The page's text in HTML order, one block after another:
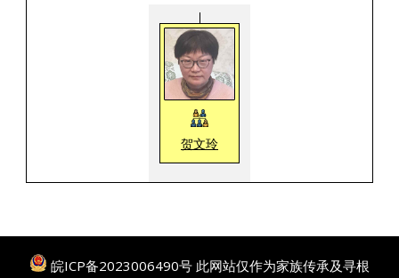
贺文玲
皖ICP备2023006490号 此网站仅作为家族传承及寻根